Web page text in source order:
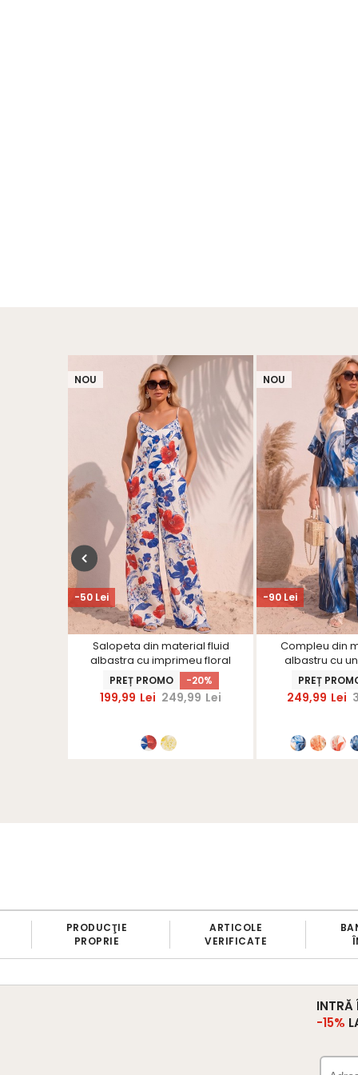
-50 Lei
NOU
Salopeta din material fluid
albastra cu imprimeu floral
PREȚ PROMO -20%
199,99 Lei 249,99 Lei
-90 Lei
NOU
Compleu din
albastru cu
PREȚ
249,99 Lei
PRODUCŢIE
PROPRIE
ARTICOLE
VERIFICATE
BANII
ÎN 7
INTRĂ
-15%